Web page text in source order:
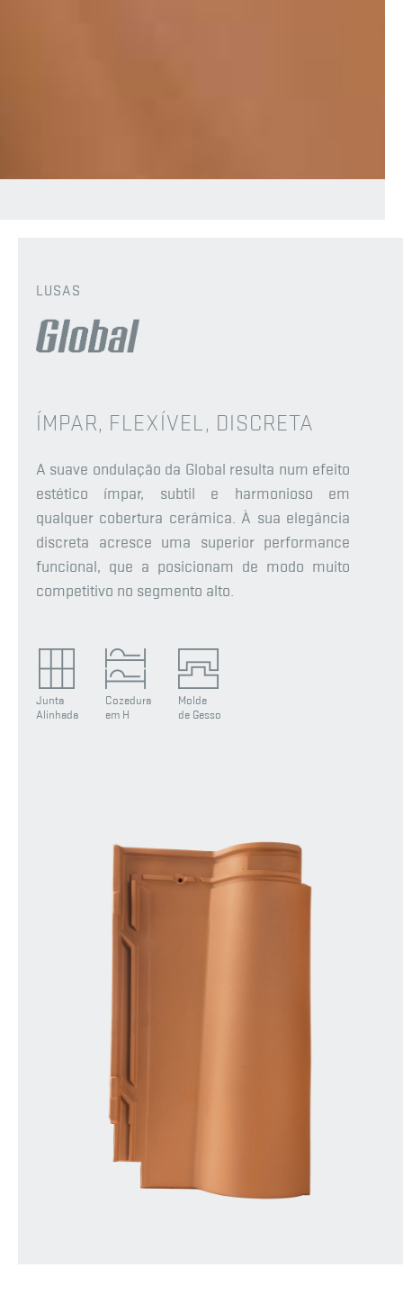
LUSAS
ÍMPAR, FLEXÍVEL, DISCRETA
A suave ondulação da Global resulta num efeito
estético ímpar, subtil e harmonioso em
qualquer cobertura cerâmica. À sua elegância
discreta acresce uma superior performance
funcional, que a posicionam de modo muito
competitivo no segmento alto.
Junta
Alinhada
Cozedura
em H
Molde
de Gesso